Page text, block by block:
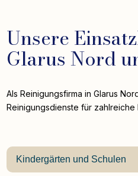
Unsere
Glarus Nord
Als Reinigungsfirma in Glarus
Reinigungsdienste für zahlreiche
Kindergärten und Schulen